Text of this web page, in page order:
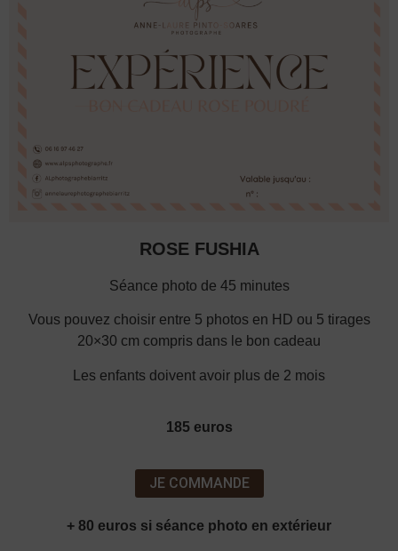
ROSE FUSHIA
Séance photo de 45 minutes
Vous pouvez choisir entre 5 photos en HD ou 5 tirages
20×30 cm compris dans le bon cadeau
Les enfants doivent avoir plus de 2 mois
185 euros
JE COMMANDE
+ 80 euros si séance photo en extérieur